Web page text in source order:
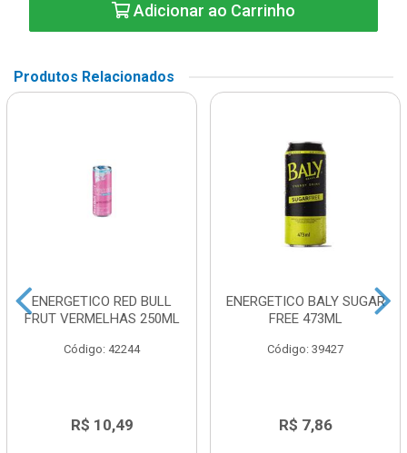
Adicionar ao Carrinho
Produtos Relacionados
ENERGETICO RED BULL
FRUT VERMELHAS 250ML
Código: 42244
R$ 10,49
ENERGETICO BALY SUGAR
FREE 473ML
Código: 39427
R$ 7,86